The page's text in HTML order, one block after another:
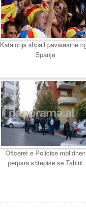
Katalonja shpall pavaresine
Spanja
Oficeret e Policise mblidhen
perpara shtepise se Tahirit